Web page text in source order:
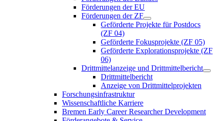
Förderungen der EU
Förderungen der ZF
Geförderte Projekte für Postdocs
(ZF 04)
Geförderte Fokusprojekte (ZF 05)
Geförderte Explorationsprojekte (ZF
06)
Drittmittelanzeige und Drittmittelbericht
Drittmittelbericht
Anzeige von Drittmittelprojekten
Forschungsinfrastruktur
Wissenschaftliche Karriere
Bremen Early Career Researcher Development